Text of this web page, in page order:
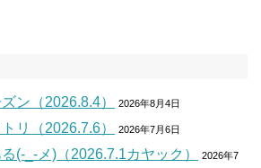
ン（2026.8.4） 2026年8月4日
リ（2026.7.6） 2026年7月6日
(-_-メ)（2026.7.1カヤック）
2026年7